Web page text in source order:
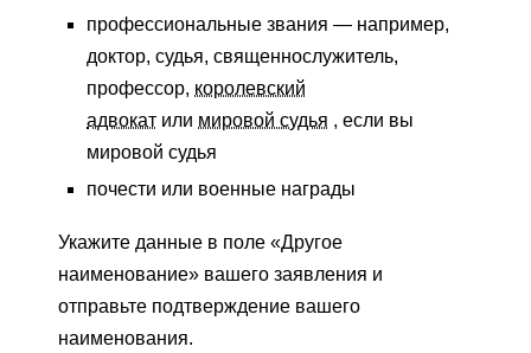
профессиональные звания — например,
доктор, судья, священнослужитель,
профессор, королевский
адвокат или мировой судья , если вы
мировой судья
почести или военные награды
Укажите данные в поле «Другое
наименование» вашего заявления и
отправьте подтверждение вашего
наименования.